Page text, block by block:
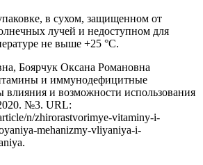
в сухом, защищенном от
лучей и недоступном для
не выше +25 °С.
Боярчук Оксана Романовна
и иммунодефицитные
влияния и возможности использования
№3. URL:
n/zhirorastvorimye-vitaminy-i-
mehanizmy-vliyaniya-i-